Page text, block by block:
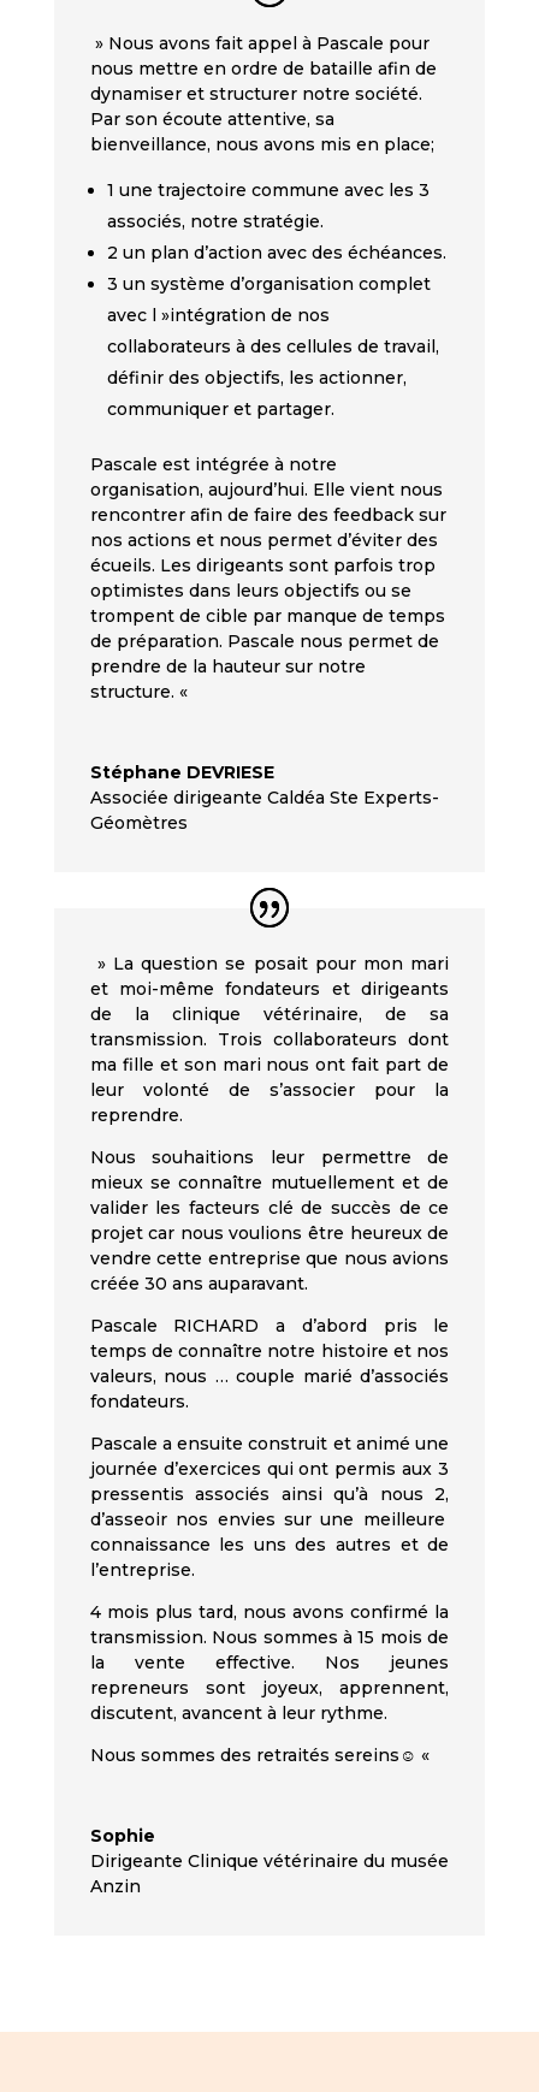
» Nous avons fait appel à Pascale pour
nous mettre en ordre de bataille afin de
dynamiser et structurer notre société.
Par son écoute attentive, sa
bienveillance, nous avons mis en place;
1 une trajectoire commune avec les 3
associés, notre stratégie.
2 un plan d’action avec des échéances.
3 un système d’organisation complet
avec l »intégration de nos
collaborateurs à des cellules de travail,
définir des objectifs, les actionner,
communiquer et partager.
Pascale est intégrée à notre
organisation, aujourd’hui. Elle vient nous
rencontrer afin de faire des feedback sur
nos actions et nous permet d’éviter des
écueils. Les dirigeants sont parfois trop
optimistes dans leurs objectifs ou se
trompent de cible par manque de temps
de préparation. Pascale nous permet de
prendre de la hauteur sur notre
structure. «
Stéphane DEVRIESE
Associée dirigeante Caldéa Ste Experts-
Géomètres
» La question se posait pour mon mari
et moi-même fondateurs et dirigeants
de la clinique vétérinaire, de sa
transmission. Trois collaborateurs dont
ma fille et son mari nous ont fait part de
leur volonté de s’associer pour la
reprendre.
Nous souhaitions leur permettre de
mieux se connaître mutuellement et de
valider les facteurs clé de succès de ce
projet car nous voulionsêtre heureux de
vendre cette entreprise que nous avions
créée 30 ans auparavant.
Pascale RICHARD a d’abord pris le
temps de connaître notre histoire et nos
valeurs, nous … couple marié d’associés
fondateurs.
Pascale a ensuite construit et animé une
journée d’exercices qui ont permisaux 3
pressentis associés ainsi qu’à nous 2,
d’asseoir nos envies sur une meilleure
connaissance les uns des autres et de
l’entreprise.
4 mois plus tard, nous avonsconfirmé la
transmission. Nous sommes à 15 mois de
la vente effective. Nos jeunes
repreneurs sont joyeux, apprennent,
discutent, avancent à leur rythme.
Nous sommes des retraités sereins☺️ «
Sophie
Dirigeante Clinique vétérinaire du musée
Anzin